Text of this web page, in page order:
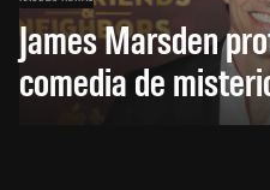
James Marsden
comedia de